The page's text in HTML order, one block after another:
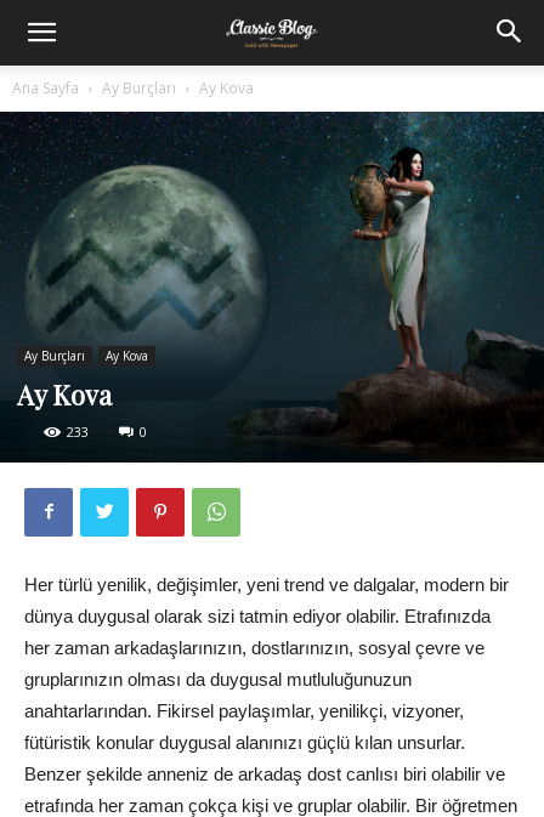
Ana Sayfa Ay Burçları Ay Kova
Ay Burçları Ay Kova
Ay Kova
233 0
Her türlü yenilik, değişimler, yeni trend ve dalgalar, modern bir
dünya duygusal olarak sizi tatmin ediyor olabilir. Etrafınızda
her zaman arkadaşlarınızın, dostlarınızın, sosyal çevre ve
gruplarınızın olması da duygusal mutluluğunuzun
anahtarlarından. Fikirsel paylaşımlar, yenilikçi, vizyoner,
fütüristik konular duygusal alanınızı güçlü kılan unsurlar.
Benzer şekilde anneniz de arkadaş dost canlısı biri olabilir ve
etrafında her zaman çokça kişi ve gruplar olabilir. Bir öğretmen